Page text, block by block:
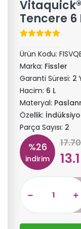
Tencere 6
Ürün Kodu:
Marka: Fissler
Garanti Süresi: 2
Hacim: 6 L
Materyal:
Özellik:
Parça Sayısı: 2
%26
indirim